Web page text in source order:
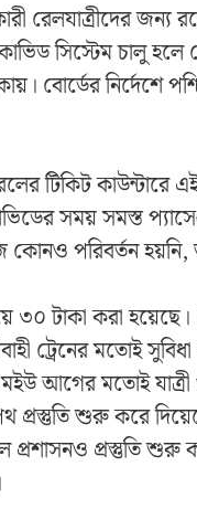
রেলযাত্রীদের
কোভিড সিস্টেম চালু
বোর্ডের
টিকিট
সময় সমস্ত
পরিবর্তন হয়নি,
৩০ টাকা করা
ট্রেনের মতোই
আগের মতোই যাত্রী
প্রস্তুতি শুরু করে
প্রশাসনও প্রস্তুতি